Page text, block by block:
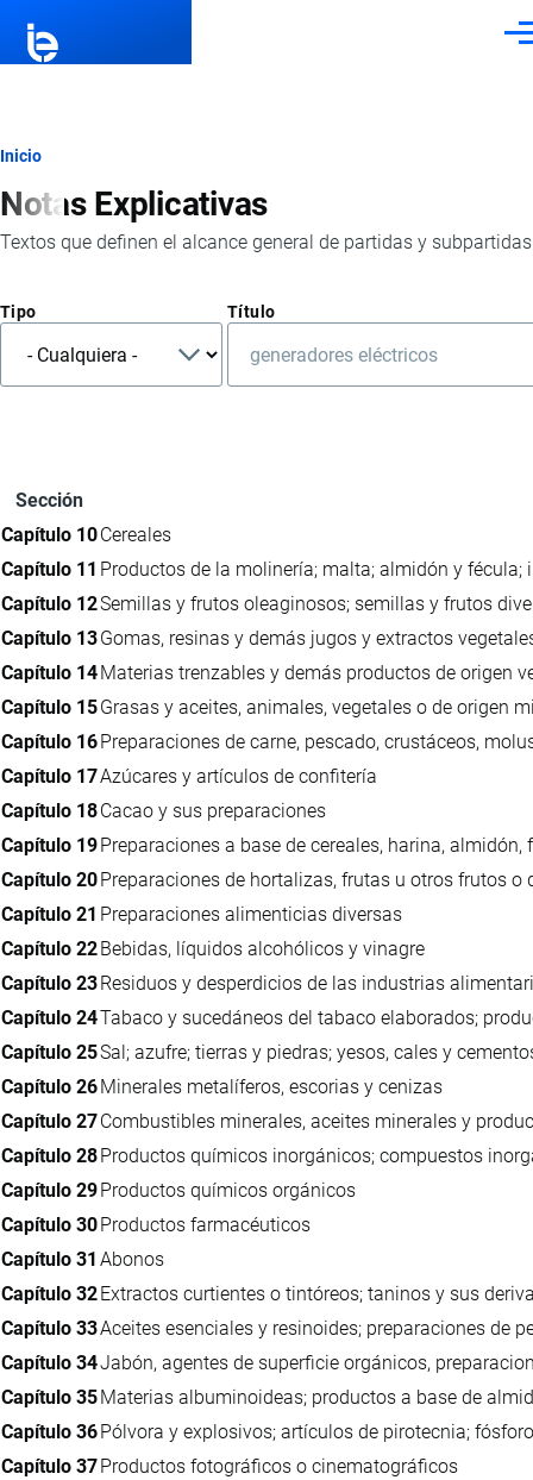
Ruta
de
navegación
Inicio
Notas Explicativas
Textos que definen el alcance general de partidas y
Tipo Título
Sección
Capítulo 10Cereales
Capítulo 11 Productos de la molinería; malta; almidón y fécula;
Capítulo 12Semillas y frutos oleaginosos; semillas y frutos
Capítulo 13Gomas, resinas y demás jugos y extractos
Capítulo 14Materias trenzables y demás productos de origen
Capítulo 15Grasas y aceites, animales, vegetales o de origen
Capítulo 16Preparaciones de carne, pescado, crustáceos,
Capítulo 17Azúcares y artículos de confitería
Capítulo 18Cacao y sus preparaciones
Capítulo 19Preparaciones a base de cereales, harina,
Capítulo 20Preparaciones de hortalizas, frutas u otros frutos o
Capítulo 21 Preparaciones alimenticias diversas
Capítulo 22Bebidas, líquidos alcohólicos y vinagre
Capítulo 23Residuos y desperdicios de las industrias
Capítulo 24Tabaco y sucedáneos del tabaco elaborados;
Capítulo 25Sal; azufre; tierras y piedras; yesos, cales y
Capítulo 26Minerales metalíferos, escorias y cenizas
Capítulo 27Combustibles minerales, aceites minerales y
Capítulo 28Productos químicos inorgánicos; compuestos
Capítulo 29Productos químicos orgánicos
Capítulo 30Productos farmacéuticos
Capítulo 31 Abonos
Capítulo 32Extractos curtientes o tintóreos; taninos y sus
Capítulo 33Aceites esenciales y resinoides; preparaciones de
Capítulo 34Jabón, agentes de superficie orgánicos,
Capítulo 35Materias albuminoideas; productos a base de
Capítulo 36Pólvora y explosivos; artículos de pirotecnia;
Capítulo 37Productos fotográficos o cinematográficos